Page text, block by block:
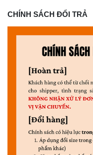
CHÍNH SÁCH ĐỔI TRẢ